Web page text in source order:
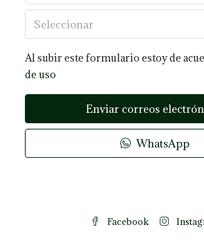
Seleccionar
Al subir este formulario estoy de
de uso
Enviar correos
WhatsApp
Facebook